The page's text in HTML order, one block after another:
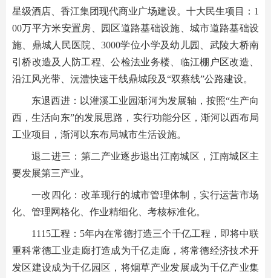
星级酒店、香江集团现代商业广场建设。十大民生项目：1
00万平方米安置房、园区道路基础设施、城市道路基础设
施、鼎城人民医院、3000学位小学及幼儿园、武陵大桥南
引桥改造及人防工程、公检法业务楼、临江棚户区改造、
沿江风光带、沅澧快速干线鼎城段及“双蔡线”公路建设。
东退西进：以灌溪工业园渐河为发展轴，按照“生产向
西，生活向东”的发展思路，实行功能分区，渐河以西布局
工业项目，渐河以东布局城市生活设施。
退二进三：第二产业逐步退出江南城区，江南城区主
要发展第三产业。
一改四化：改革现行的城市管理体制，实行运营市场
化、管理网格化、作业精细化、考核标准化。
1115工程：5年内在常德打造三个千亿工程，即将中联
重科常德工业走廊打造成为千亿走廊，将常德经济技术开
发区建设成为千亿园区，将烟草产业发展成为千亿产业集